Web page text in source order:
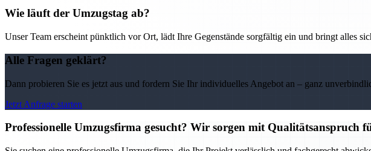
Wie läuft der Umzugstag ab?
Unser Team erscheint pünktlich vor Ort, lädt Ihre Gegenstände sorgfältig ein und bringt alles
Alle Fragen geklärt?
Dann probieren Sie es jetzt aus und fordern Sie Ihr individuelles Angebot an – ganz
Jetzt Anfrage starten
Professionelle Umzugsfirma gesucht? Wir sorgen mit Qualitätsanspruch